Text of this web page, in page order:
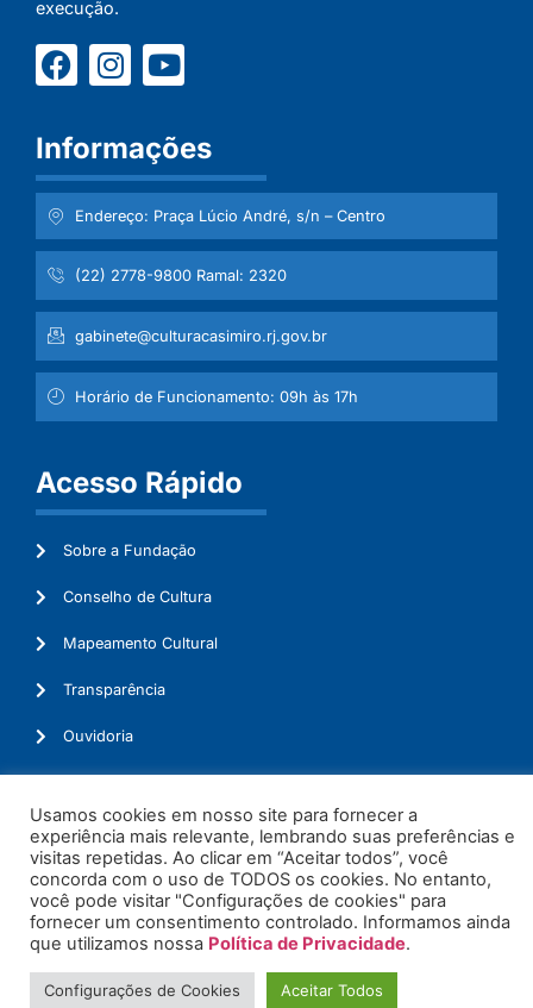
execução.
Informações
Endereço: Praça Lúcio André, s/n – Centro
(22) 2778-9800 Ramal: 2320
gabinete@culturacasimiro.rj.gov.br
Horário de Funcionamento: 09h às 17h
Acesso Rápido
Sobre a Fundação
Conselho de Cultura
Mapeamento Cultural
Transparência
Ouvidoria
© 2026. Todos os Direitos Reservados.
Usamos cookies em nosso site para fornecer a
experiência mais relevante, lembrando suas preferências e
visitas repetidas. Ao clicar em “Aceitar todos”, você
concorda com o uso de TODOS os cookies. No entanto,
você pode visitar "Configurações de cookies" para
fornecer um consentimento controlado. Informamos ainda
que utilizamos nossa Política de Privacidade.
Configurações de Cookies Aceitar Todos